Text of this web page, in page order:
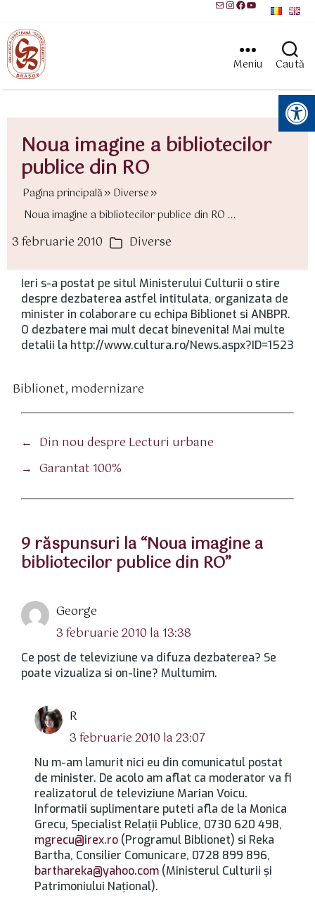
MailInstagram
Facebook
YouTube
Meniu Caută
Instrumente pentru accesibilitate
Noua imagine a bibliotecilor
publice din RO
Pagina principală
Diverse
Noua imagine a bibliotecilor publice din RO ...
3 februarie 2010 Categorii
Diverse
Ieri s-a postat pe situl Ministerului Culturii o stire
despre dezbaterea astfel intitulata, organizata de
minister in colaborare cu echipa Biblionet si ANBPR.
O dezbatere mai mult decat binevenita! Mai multe
detalii la http://www.cultura.ro/News.aspx?ID=1523
Biblionet, modernizare
← Din nou despre Lecturi urbane
→ Garantat 100%
9 răspunsuri la “Noua imagine a
bibliotecilor publice din RO”
George
3 februarie 2010 la 13:38
Ce post de televiziune va difuza dezbaterea? Se
poate vizualiza si on-line? Multumim.
R
3 februarie 2010 la 23:07
Nu m-am lamurit nici eu din comunicatul postat
de minister. De acolo am aflat ca moderator va fi
realizatorul de televiziune Marian Voicu.
Informatii suplimentare puteti afla de la Monica
Grecu, Specialist Relaţii Publice, 0730 620 498,
mgrecu@irex.ro (Programul Biblionet) si Reka
Bartha, Consilier Comunicare, 0728 899 896,
barthareka@yahoo.com (Ministerul Culturii și
Patrimoniului Național).